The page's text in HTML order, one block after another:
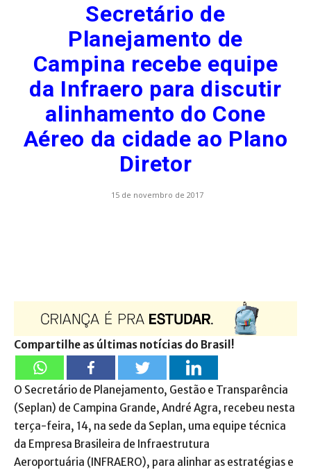
Secretário de
Planejamento de
Campina recebe equipe
da Infraero para discutir
alinhamento do Cone
Aéreo da cidade ao Plano
Diretor
15 de novembro de 2017
Compartilhe as últimas notícias do Brasil!
O Secretário de Planejamento, Gestão e Transparência
(Seplan) de Campina Grande, André Agra, recebeu nesta
terça-feira, 14, na sede da Seplan, uma equipe técnica
da Empresa Brasileira de Infraestrutura
Aeroportuária (INFRAERO), para alinhar as estratégias e